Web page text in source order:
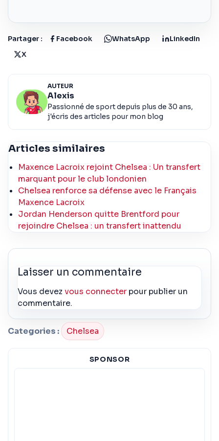
Partager : Facebook WhatsApp
LinkedIn
X
AUTEUR
Alexis
Passionné de sport depuis plus de 30 ans,
j'écris des articles pour mon blog
Articles similaires
Maxence Lacroix rejoint Chelsea : Un transfert
marquant pour le club londonien
Chelsea renforce sa défense avec le Français
Maxence Lacroix
Jordan Henderson quitte Brentford pour
rejoindre Chelsea : un transfert inattendu
Laisser un commentaire
Vous devezvous connecter pour publier un
commentaire.
Categories : Chelsea
SPONSOR